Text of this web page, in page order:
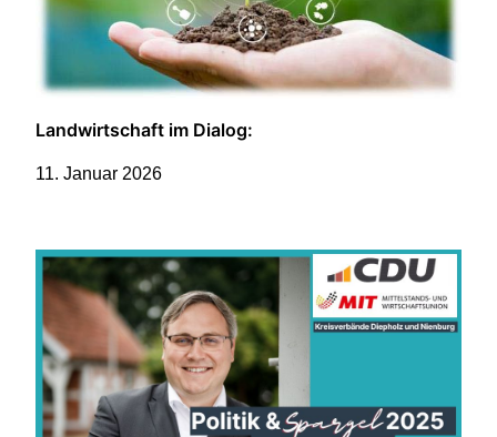
Landwirtschaft im Dialog:
11. Januar 2026